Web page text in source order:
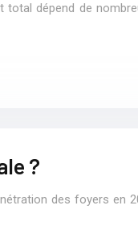
dépend de
?
des foyers en